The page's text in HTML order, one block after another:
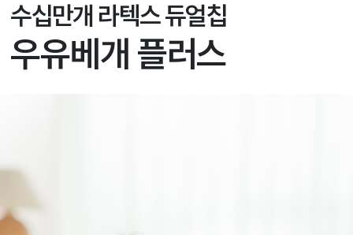
수십만개 라텍스 듀얼칩
우유베개 플러스